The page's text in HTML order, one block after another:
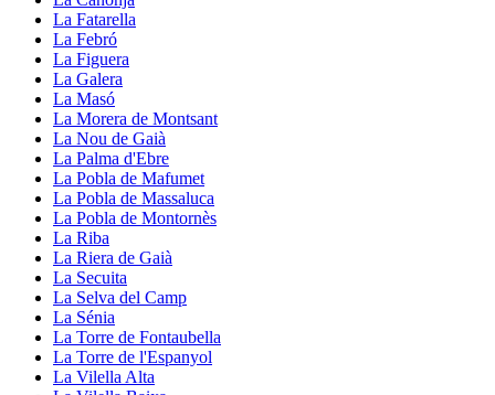
La Fatarella
La Febró
La Figuera
La Galera
La Masó
La Morera de Montsant
La Nou de Gaià
La Palma d'Ebre
La Pobla de Mafumet
La Pobla de Massaluca
La Pobla de Montornès
La Riba
La Riera de Gaià
La Secuita
La Selva del Camp
La Sénia
La Torre de Fontaubella
La Torre de l'Espanyol
La Vilella Alta